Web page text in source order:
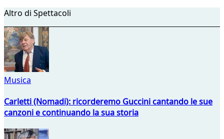
Altro di Spettacoli
Musica
Carletti (Nomadi): ricorderemo Guccini cantando le sue
canzoni e continuando la sua storia